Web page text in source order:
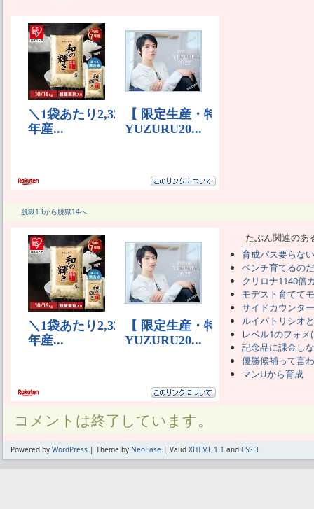
脱獄13から脱獄14へ
たぶん関連のあ
育成パス要らない
ベンチ育てるの
クリロナ1140倍
モデスト育てて
サイドカウンタ
ルイパトリシオ
レベル1のフォメ
記念品に課金し
優勝候補って言
マンUから育成
コメントは終了しています。
Powered by WordPress | Theme by NeoEase | Valid XHTML 1.1 and CSS 3